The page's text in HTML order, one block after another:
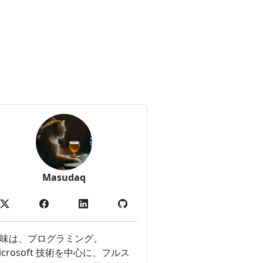
Masudaq
は、プログラミング。
技術を中心に、フルス